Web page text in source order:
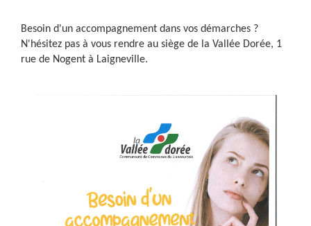
Besoin d'un accompagnement dans vos démarches ?
N'hésitez pas à vous rendre au siège de la Vallée Dorée, 1
rue de Nogent à Laigneville.